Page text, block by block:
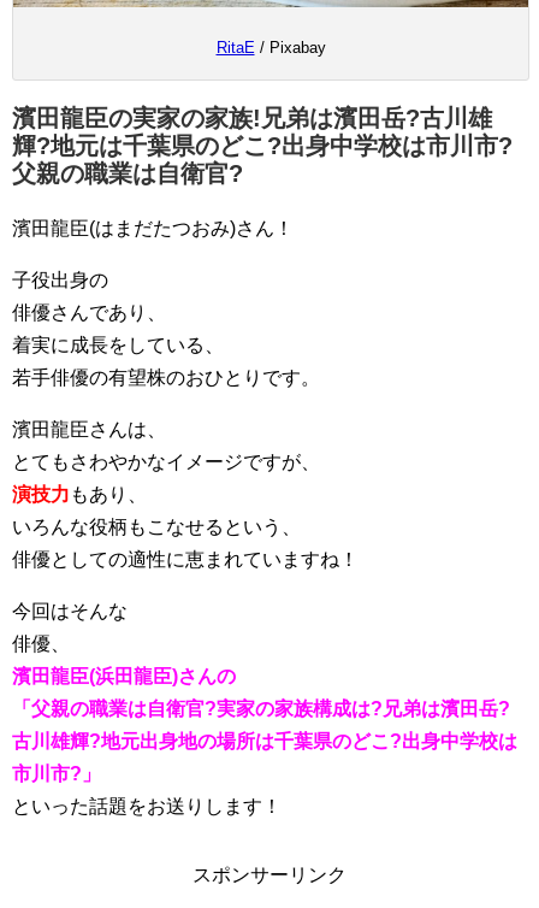
RitaE/ Pixabay
濱田龍臣の実家の家族!兄弟は濱田岳?古川雄
輝?地元は千葉県のどこ?出身中学校は市川市?
父親の職業は自衛官?
濱田龍臣(はまだたつおみ)さん！
子役出身の
俳優さんであり、
着実に成長をしている、
若手俳優の有望株のおひとりです。
濱田龍臣さんは、
とてもさわやかなイメージですが、
演技力 もあり、
いろんな役柄もこなせるという、
俳優としての適性に恵まれていますね！
今回はそんな
俳優、
濱田龍臣(浜田龍臣)さんの
「父親の職業は自衛官?実家の家族構成は?兄弟は濱田岳?
古川雄輝?地元出身地の場所は千葉県のどこ?出身中学校は
市川市?」
といった話題をお送りします！
スポンサーリンク